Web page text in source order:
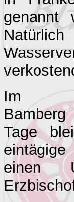
genannt
Im
Tage
einen